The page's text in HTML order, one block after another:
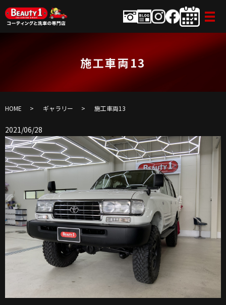
施工車両13
HOME ギャラリー 施工車両13
2021/06/28